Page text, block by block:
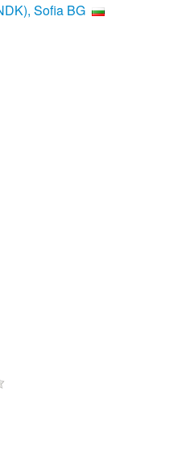
Sofia BG